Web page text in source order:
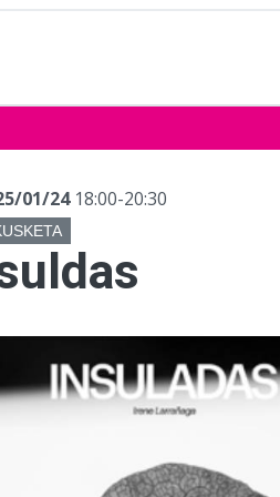
01/2418:00-20:30